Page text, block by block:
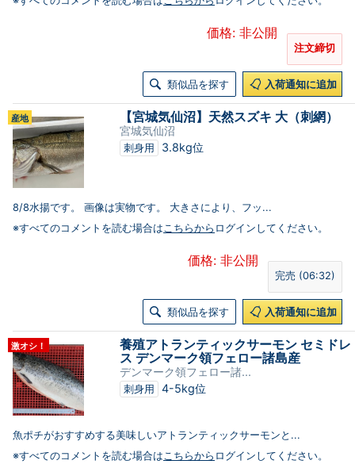
価格: 非公開
注文締切
類似品を探す 入荷通知に追加
産地 【宮城気仙沼】天然スズキ 大（刺網）
宮城気仙沼
刺身用 3.8kg位
8/8水揚です。 画像は実物です。 大きさにより、フッ...
※すべてのコメントを読む場合はこちらから ログインしてください。
価格: 非公開
完売 (06:32)
類似品を探す 入荷通知に追加
激オシ！
養殖アトランティックサーモン セミドレ
ス デンマーク領フェロー諸島産
デンマーク領フェロー諸...
刺身用 4-5kg位
魚ポチがおすすめする美味しいアトランティックサーモンと...
※すべてのコメントを読む場合はこちらから ログインしてください。